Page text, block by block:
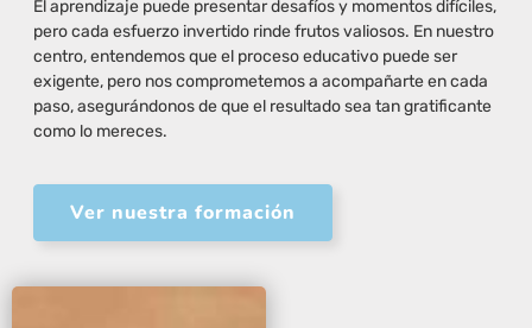
El aprendizaje puede presentar desafíos y momentos difíciles,
pero cada esfuerzo invertido rinde frutos valiosos. En nuestro
centro, entendemos que el proceso educativo puede ser
exigente, pero nos comprometemos a acompañarte en cada
paso, asegurándonos de que el resultado sea tan gratificante
como lo mereces.
Ver nuestra formación